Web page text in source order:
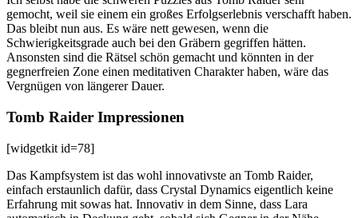
gemocht, weil sie einem ein großes Erfolgserlebnis verschafft haben.
Das bleibt nun aus. Es wäre nett gewesen, wenn die
Schwierigkeitsgrade auch bei den Gräbern gegriffen hätten.
Ansonsten sind die Rätsel schön gemacht und könnten in der
gegnerfreien Zone einen meditativen Charakter haben, wäre das
Vergnügen von längerer Dauer.
Tomb Raider Impressionen
[widgetkit id=78]
Das Kampfsystem ist das wohl innovativste an Tomb Raider,
einfach erstaunlich dafür, dass Crystal Dynamics eigentlich keine
Erfahrung mit sowas hat. Innovativ in dem Sinne, dass Lara